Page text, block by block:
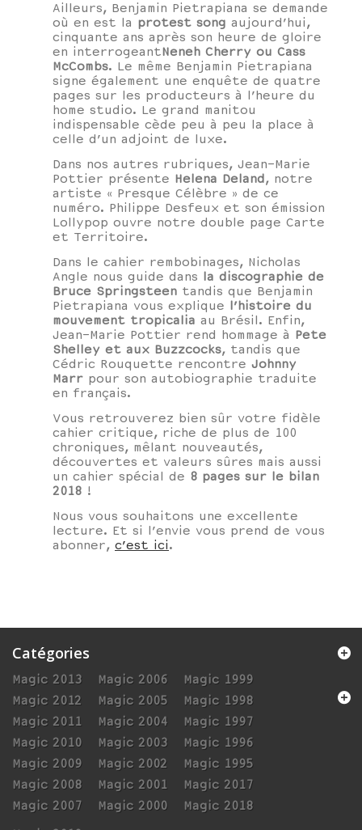
Ailleurs, Benjamin Pietrapiana se demande
où en est la protest song aujourd’hui,
cinquante ans après son heure de gloire
en interrogeantNeneh Cherry ou Cass
McCombs. Le même Benjamin Pietrapiana
signe également une enquête de quatre
pages sur les producteurs à l’heure du
home studio. Le grand manitou
indispensable cède peu à peu la place à
celle d’un adjoint de luxe.
Dans nos autres rubriques, Jean-Marie
Pottier présente Helena Deland, notre
artiste « Presque Célèbre » de ce
numéro. Philippe Desfeux et son émission
Lollypop ouvre notre double page Carte
et Territoire.
Dans le cahier rembobinages, Nicholas
Angle nous guide dans la discographie de
Bruce Springsteen tandis que Benjamin
Pietrapiana vous explique l’histoire du
mouvement tropicalia au Brésil. Enfin,
Jean-Marie Pottier rend hommage à Pete
Shelley et aux Buzzcocks, tandis que
Cédric Rouquette rencontre Johnny
Marr pour son autobiographie traduite
en français.
Vous retrouverez bien sûr votre fidèle
cahier critique, riche de plus de 100
chroniques, mêlant nouveautés,
découvertes et valeurs sûres mais aussi
un cahier spécial de 8 pages sur le bilan
2018 !
Nous vous souhaitons une excellente
lecture. Et si l’envie vous prend de vous
abonner, c’est ici.
Catégories
Magic 2013
Magic 2012
Magic 2011
Magic 2010
Magic 2009
Magic 2008
Magic 2007
Magic 2006
Magic 2005
Magic 2004
Magic 2003
Magic 2002
Magic 2001
Magic 2000
Magic 1999
Magic 1998
Magic 1997
Magic 1996
Magic 1995
Magic 2017
Magic 2018